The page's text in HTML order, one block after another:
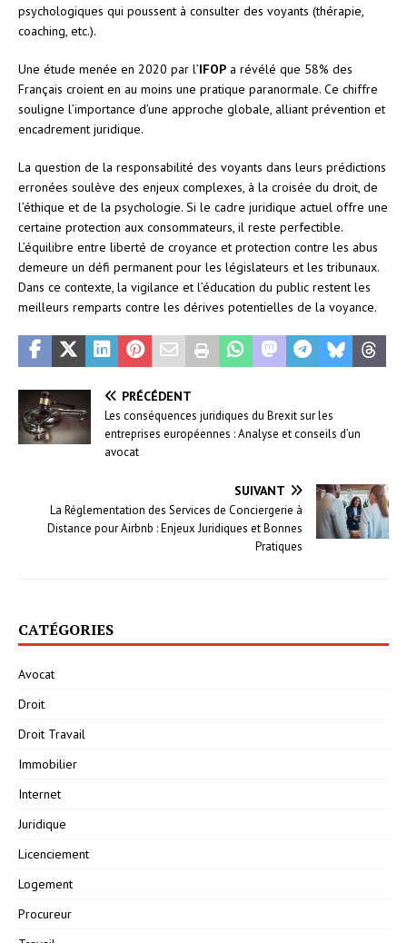
psychologiques qui poussent à consulter des voyants (thérapie,
coaching, etc.).
Une étude menée en 2020 par l’IFOP a révélé que 58% des
Français croient en au moins une pratique paranormale. Ce chiffre
souligne l’importance d’une approche globale, alliant prévention et
encadrement juridique.
La question de la responsabilité des voyants dans leurs prédictions
erronées soulève des enjeux complexes, à la croisée du droit, de
l’éthique et de la psychologie. Si le cadre juridique actuel offre une
certaine protection aux consommateurs, il reste perfectible.
L’équilibre entre liberté de croyance et protection contre les abus
demeure un défi permanent pour les législateurs et les tribunaux.
Dans ce contexte, la vigilance et l’éducation du public restent les
meilleurs remparts contre les dérives potentielles de la voyance.
PRÉCÉDENT
Les conséquences juridiques du Brexit sur les
entreprises européennes : Analyse et conseils d’un
avocat
SUIVANT
La Réglementation des Services de Conciergerie à
Distance pour Airbnb : Enjeux Juridiques et Bonnes
Pratiques
CATÉGORIES
Avocat
Droit
Droit Travail
Immobilier
Internet
Juridique
Licenciement
Logement
Procureur